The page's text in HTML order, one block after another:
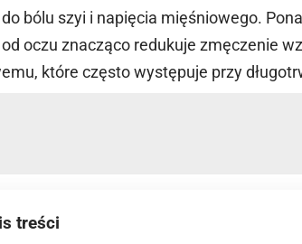
bólu szyi i napięcia mięśniowego.
od oczu znacząco redukuje zmęczenie
które często występuje przy
treści